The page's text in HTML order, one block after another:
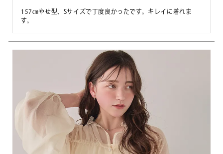
157㎝やせ型、Sサイズで丁度良かったです。キレイに着れま
す。